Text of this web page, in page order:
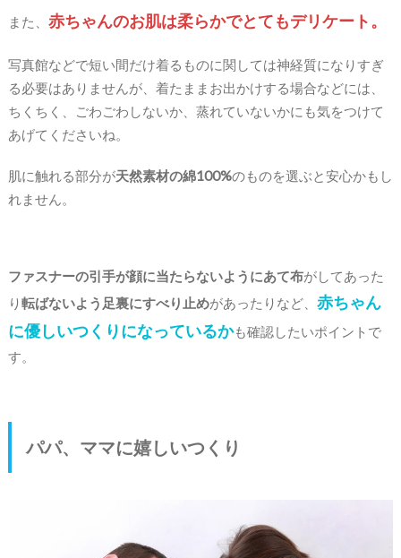
また、 赤ちゃんのお肌は柔らかでとてもデリケート。
写真館などで短い間だけ着るものに関しては神経質になりすぎ
る必要はありませんが、着たままお出かけする場合などには、
ちくちく、ごわごわしないか、蒸れていないかにも気をつけて
あげてくださいね。
肌に触れる部分が天然素材の綿100%のものを選ぶと安心かもし
れません。
ファスナーの引手が顔に当たらないようにあて布がしてあった
り転ばないよう足裏にすべり止めがあったりなど、 赤ちゃん
に優しいつくりになっているかも確認したいポイントで
す。
パパ、ママに嬉しいつくり